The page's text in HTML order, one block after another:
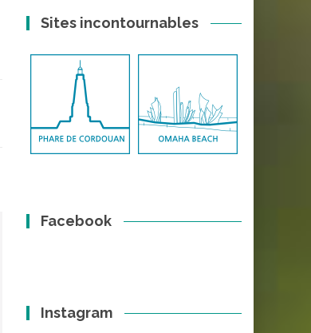
Sites incontournables
Facebook
Instagram